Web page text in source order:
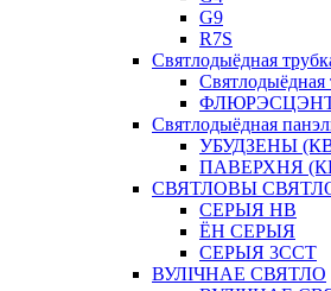
G9
R7S
Святлодыёдная
Святлодыёдная
Святлодыёдная
УБУДЗЕНЫ
ПАВЕРХНЯ
СВЯТЛОВЫ
СЕРЫЯ HB
ЁН СЕРЫЯ
СЕРЫЯ 3CCT
ВУЛІЧНАЕ СВЯТЛО